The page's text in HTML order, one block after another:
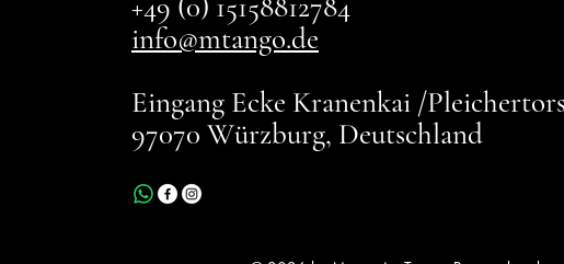
+49 (0) 15158812784
info@mtango.de
Eingang Ecke Kranenkai /
97070 Würzburg, Deutschland